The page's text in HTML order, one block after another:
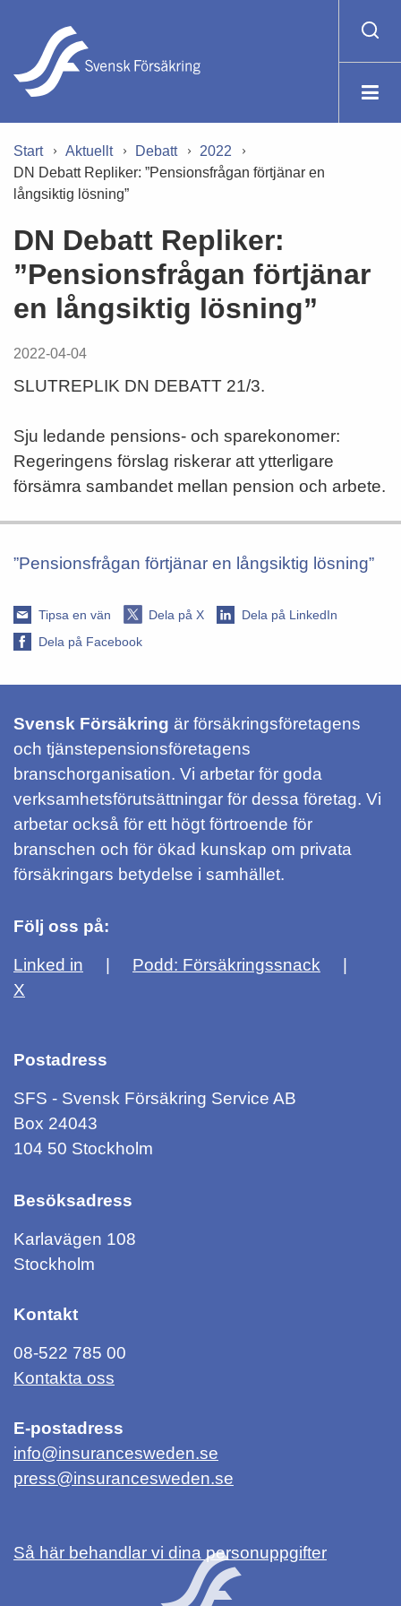
Start Aktuellt Debatt
2022
DN Debatt Repliker: ”Pensionsfrågan förtjänar en
långsiktig lösning”
DN Debatt Repliker:
”Pensionsfrågan förtjänar
en långsiktig lösning”
2022-04-04
SLUTREPLIK DN DEBATT 21/3.
Sju ledande pensions- och sparekonomer:
Regeringens förslag riskerar att ytterligare
försämra sambandet mellan pension och arbete.
”Pensionsfrågan förtjänar en långsiktig lösning”
Tipsa en vän Dela på X
Dela på LinkedIn
Dela på Facebook
Svensk Försäkring är försäkringsföretagens
och tjänstepensionsföretagens
branschorganisation. Vi arbetar för goda
verksamhetsförutsättningar för dessa företag. Vi
arbetar också för ett högt förtroende för
branschen och för ökad kunskap om privata
försäkringars betydelse i samhället.
Följ oss på:
Linked in
Podd: Försäkringssnack
X
Postadress
SFS - Svensk Försäkring Service AB
Box 24043
104 50 Stockholm
Besöksadress
Karlavägen 108
Stockholm
Kontakt
08-522 785 00
Kontakta oss
E-postadress
info@insurancesweden.se
press@insurancesweden.se
Så här behandlar vi dina personuppgifter